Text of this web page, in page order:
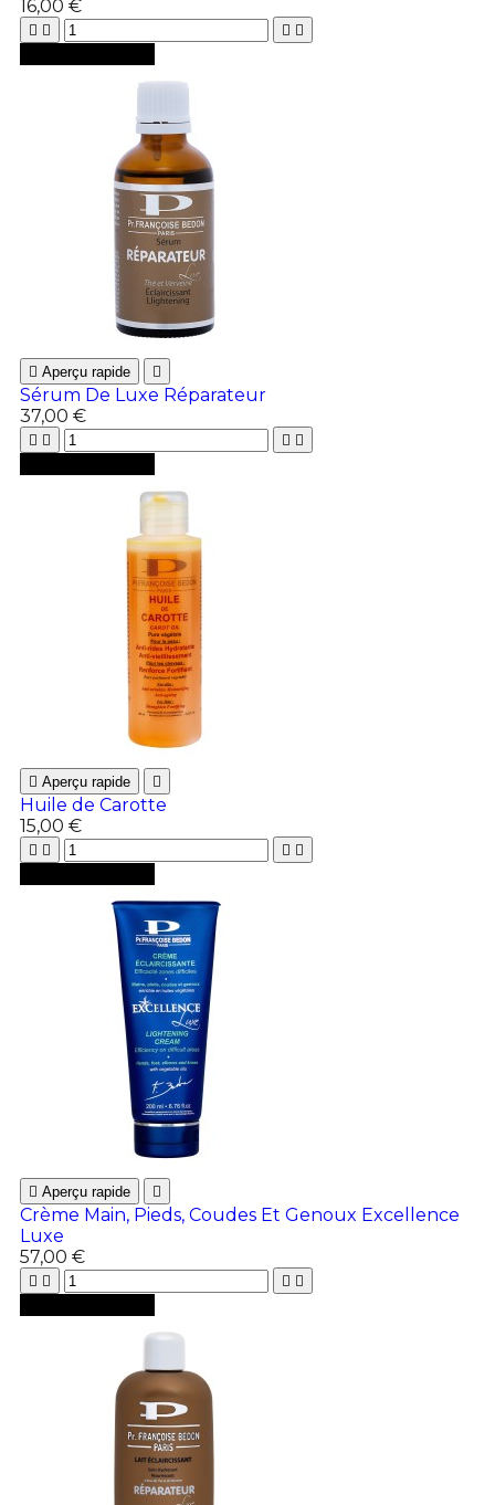
16,00 €
   
 Aperçu rapide 
Sérum De Luxe Réparateur
37,00 €
   
 Aperçu rapide 
Huile de Carotte
15,00 €
   
 Aperçu rapide 
Crème Main, Pieds, Coudes Et Genoux Excellence
Luxe
57,00 €
   